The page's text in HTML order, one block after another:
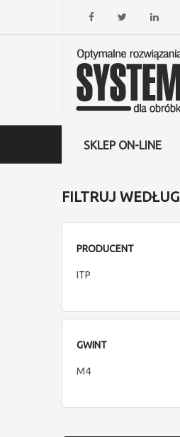
SKLEP ON-LINE
FILTRUJ WEDŁUG
PRODUCENT
ITP
GWINT
M4